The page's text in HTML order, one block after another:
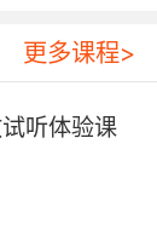
and
思好
be there,
更多课程>
听体验课